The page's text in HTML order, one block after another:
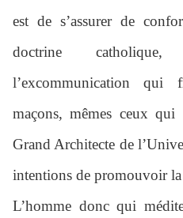
est de s’assurer de
doctrine
l’excommunication qui
maçons, mêmes ceux
Grand Architecte de
intentions de promouvoir
L’homme donc qui